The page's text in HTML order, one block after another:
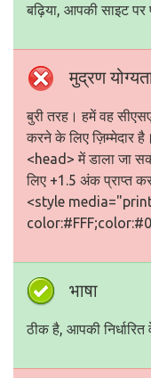
बढ़िया, आपकी साइट पर
मुद्रण
बुरी तरह। हमें वह
करने के लिए ज़िम्मेदार
<head> में डाला जा
लिए +1.5 अंक प्राप्त
<style
भाषा
ठीक है, आपकी निर्धारित